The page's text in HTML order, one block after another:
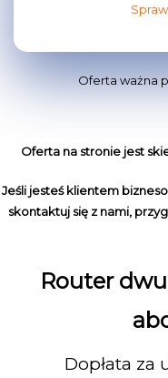
Oferta ważna
Oferta na stronie jest
Jeśli jesteś klientem
skontaktuj się z nami,
Router
Dopłata za